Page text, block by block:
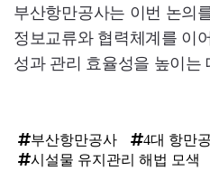
부산항만공사는 이번 논의
정보교류와 협력체계를 이
성과 관리 효율성을 높이는
부산항만공사
4대 항만
시설물 유지관리 해법 모색